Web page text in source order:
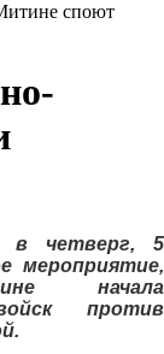
споют
в четверг, 5
мероприятие,
начала
против